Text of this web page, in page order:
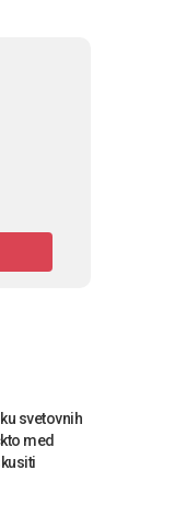
svetovnih
med